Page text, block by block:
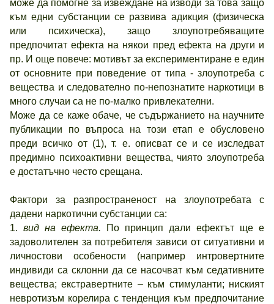
може да помогне за извеждане на изводи за това защо
към едни субстанции се развива адикция (физическа
или психическа), защо злоупотребяващите
предпочитат ефекта на някои пред ефекта на други и
пр. И още повече: мотивът за експериментиране е един
от основните при поведение от типа - злоупотреба с
вещества и следователно по-непознатите наркотици в
много случаи са не по-малко привлекателни.
Може да се каже обаче, че съдържанието на научните
публикации по въпроса на този етап е обусловено
преди всичко от (1), т. е. описват се и се изследват
предимно психоактивни вещества, чиято злоупотреба
е достатъчно често срещана.
Фактори за разпространеност на злоупотребата с
дадени наркотични субстанции са:
1. вид на ефекта. По принцип дали ефектът ще е
задоволителен за потребителя зависи от ситуативни и
личностови особености (например интровертните
индивиди са склонни да се насочват към седативните
вещества; екстравертните – към стимуланти; ниският
невротизъм корелира с тенденция към предпочитание